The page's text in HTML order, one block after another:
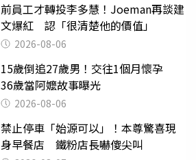
前員工才轉投李多慧！Joeman再談建
文爆紅 認「很清楚他的價值」
2026-08-06
15歲倒追27歲男！交往1個月懷孕
36歲當阿嬤故事曝光
2026-08-06
禁止停車「始源可以」！本尊驚喜現
身早餐店 鐵粉店長嚇傻尖叫